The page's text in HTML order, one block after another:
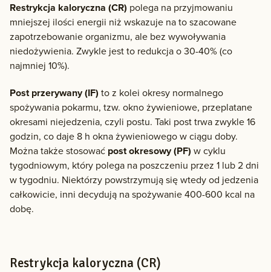
Restrykcja kaloryczna (CR) polega na przyjmowaniu
mniejszej ilości energii niż wskazuje na to szacowane
zapotrzebowanie organizmu, ale bez wywoływania
niedożywienia. Zwykle jest to redukcja o 30-40% (co
najmniej 10%).
Post przerywany (IF) to z kolei okresy normalnego
spożywania pokarmu, tzw. okno żywieniowe, przeplatane
okresami niejedzenia, czyli postu. Taki post trwa zwykle 16
godzin, co daje 8 h okna żywieniowego w ciągu doby.
Można także stosować post okresowy (PF) w cyklu
tygodniowym, który polega na poszczeniu przez 1 lub 2 dni
w tygodniu. Niektórzy powstrzymują się wtedy od jedzenia
całkowicie, inni decydują na spożywanie 400-600 kcal na
dobę.
Restrykcja kaloryczna (CR)